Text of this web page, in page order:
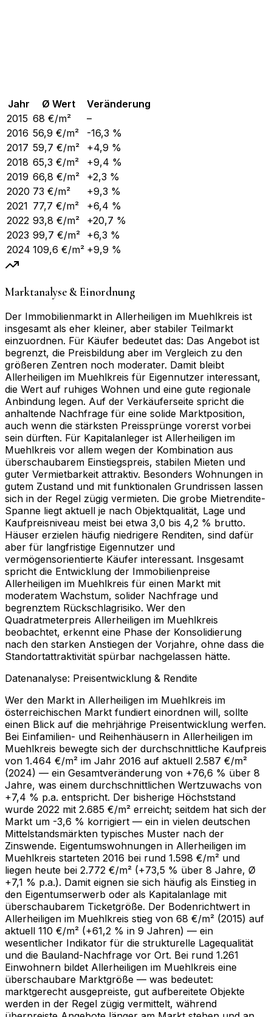
Jahr Ø Wert
Veränderung
2015 68 €/m²
–
2016 56,9 €/m²
-16,3 %
2017 59,7 €/m²
+4,9 %
2018 65,3 €/m²
+9,4 %
2019 66,8 €/m²
+2,3 %
2020 73 €/m²
+9,3 %
2021 77,7 €/m²
+6,4 %
2022 93,8 €/m²
+20,7 %
2023 99,7 €/m² +6,3 %
2024 109,6 €/m² +9,9 %
Marktanalyse & Einordnung
Der Immobilienmarkt in Allerheiligen im Muehlkreis ist
insgesamt als eher kleiner, aber stabiler Teilmarkt
einzuordnen. Für Käufer bedeutet das: Das Angebot ist
begrenzt, die Preisbildung aber im Vergleich zu den
größeren Zentren noch moderater. Damit bleibt
Allerheiligen im Muehlkreis für Eigennutzer interessant,
die Wert auf ruhiges Wohnen und eine gute regionale
Anbindung legen. Auf der Verkäuferseite spricht die
anhaltende Nachfrage für eine solide Marktposition,
auch wenn die stärksten Preissprünge vorerst vorbei
sein dürften. Für Kapitalanleger ist Allerheiligen im
Muehlkreis vor allem wegen der Kombination aus
überschaubarem Einstiegspreis, stabilen Mieten und
guter Vermietbarkeit attraktiv. Besonders Wohnungen in
gutem Zustand und mit funktionalen Grundrissen lassen
sich in der Regel zügig vermieten. Die grobe Mietrendite-
Spanne liegt aktuell je nach Objektqualität, Lage und
Kaufpreisniveau meist bei etwa 3,0 bis 4,2 % brutto.
Häuser erzielen häufig niedrigere Renditen, sind dafür
aber für langfristige Eigennutzer und
vermögensorientierte Käufer interessant. Insgesamt
spricht die Entwicklung der Immobilienpreise
Allerheiligen im Muehlkreis für einen Markt mit
moderatem Wachstum, solider Nachfrage und
begrenztem Rückschlagrisiko. Wer den
Quadratmeterpreis Allerheiligen im Muehlkreis
beobachtet, erkennt eine Phase der Konsolidierung
nach den starken Anstiegen der Vorjahre, ohne dass die
Standortattraktivität spürbar nachgelassen hätte.
Datenanalyse: Preisentwicklung & Rendite
Wer den Markt in Allerheiligen im Muehlkreis im
österreichischen Markt fundiert einordnen will, sollte
einen Blick auf die mehrjährige Preisentwicklung werfen.
Bei Einfamilien- und Reihenhäusern in Allerheiligen im
Muehlkreis bewegte sich der durchschnittliche Kaufpreis
von 1.464 €/m² im Jahr 2016 auf aktuell 2.587 €/m²
(2024) — ein Gesamtveränderung von +76,6 % über 8
Jahre, was einem durchschnittlichen Wertzuwachs von
+7,4 % p.a. entspricht. Der bisherige Höchststand
wurde 2022 mit 2.685 €/m² erreicht; seitdem hat sich der
Markt um -3,6 % korrigiert — ein in vielen deutschen
Mittelstandsmärkten typisches Muster nach der
Zinswende. Eigentumswohnungen in Allerheiligen im
Muehlkreis starteten 2016 bei rund 1.598 €/m² und
liegen heute bei 2.772 €/m² (+73,5 % über 8 Jahre, Ø
+7,1 % p.a.). Damit eignen sie sich häufig als Einstieg in
den Eigentumserwerb oder als Kapitalanlage mit
überschaubarem Ticketgröße. Der Bodenrichtwert in
Allerheiligen im Muehlkreis stieg von 68 €/m² (2015) auf
aktuell 110 €/m² (+61,2 % in 9 Jahren) — ein
wesentlicher Indikator für die strukturelle Lagequalität
und die Bauland-Nachfrage vor Ort. Bei rund 1.261
Einwohnern bildet Allerheiligen im Muehlkreis eine
überschaubare Marktgröße — was bedeutet:
marktgerecht ausgepreiste, gut aufbereitete Objekte
werden in der Regel zügig vermittelt, während